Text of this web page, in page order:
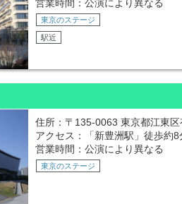
営業時間：公演により異なる
東京のステージ
駅近
住所：〒135-0063 東京都江東
アクセス：「新豊洲駅」徒歩約
営業時間：公演により異なる
東京のステージ